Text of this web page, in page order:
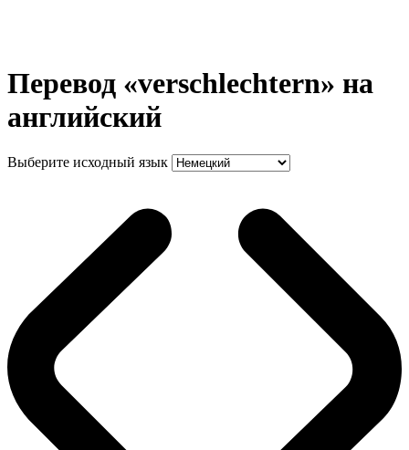
Перевод «verschlechtern» на
английский
Выберите исходный язык